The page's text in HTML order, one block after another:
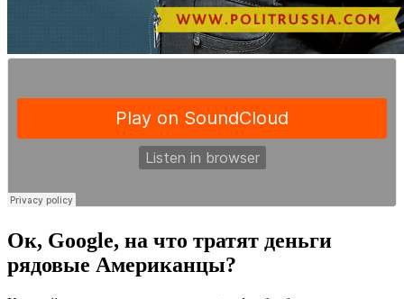
Ок, Google, на что тратят деньги
рядовые Американцы?